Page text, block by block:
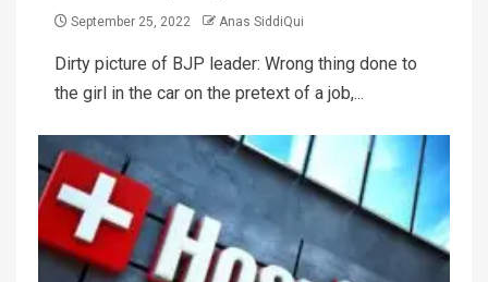
September 25, 2022 Anas SiddiQui
Dirty picture of BJP leader: Wrong thing done to
the girl in the car on the pretext of a job,...